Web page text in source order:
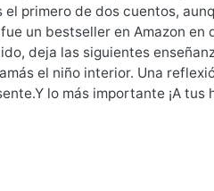
primero de dos cuentos,
un bestseller en Amazon
deja las siguientes
el niño interior. Una
lo más importante ¡A